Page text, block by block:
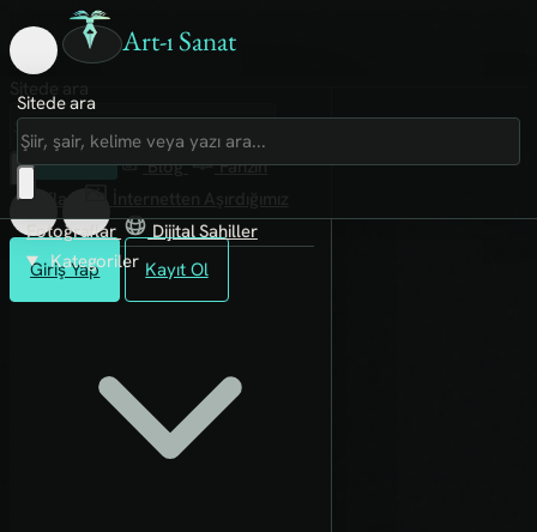
Art-ı Sanat
Giriş Yap Kayıt Ol
Sitede ara
Art-ı Sosyal
İmece
Kütüphane
Blog
Fanzin
Rafları
Fotoğraflar
Dijital Sahiller
Kategoriler